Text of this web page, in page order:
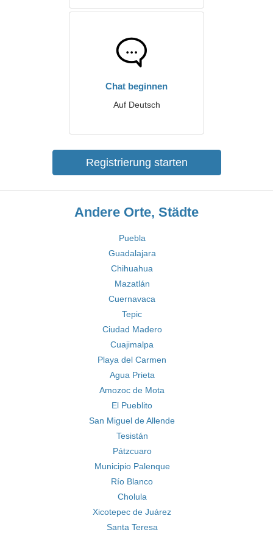
Chat beginnen
Auf Deutsch
Registrierung starten
Andere Orte, Städte
Puebla
Guadalajara
Chihuahua
Mazatlán
Cuernavaca
Tepic
Ciudad Madero
Cuajimalpa
Playa del Carmen
Agua Prieta
Amozoc de Mota
El Pueblito
San Miguel de Allende
Tesistán
Pátzcuaro
Municipio Palenque
Río Blanco
Cholula
Xicotepec de Juárez
Santa Teresa